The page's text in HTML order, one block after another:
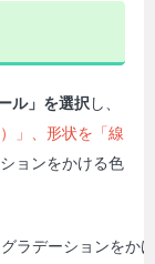
ル」を選択 し、
」、形状を「線
ョンをかける色